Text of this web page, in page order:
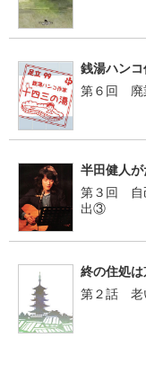
銭湯ハン
第６回 廃
半田健人
第３回 自
出③
終の住処
第２話 老